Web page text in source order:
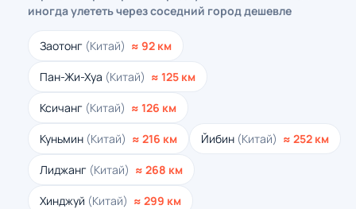
иногда улететь через соседний город дешевле
Заотонг (Китай) ≈ 92 км
Пан-Жи-Хуа (Китай) ≈ 125 км
Ксичанг (Китай) ≈ 126 км
Куньмин (Китай) ≈ 216 км Йибин (Китай) ≈ 252 км
Лиджанг (Китай) ≈ 268 км
Хинджуй (Китай) ≈ 299 км